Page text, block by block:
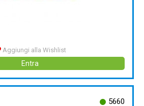
Aggiungi alla Wishlist
Entra
5660